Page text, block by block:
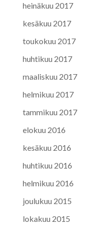
heinäkuu 2017
kesäkuu 2017
toukokuu 2017
huhtikuu 2017
maaliskuu 2017
helmikuu 2017
tammikuu 2017
elokuu 2016
kesäkuu 2016
huhtikuu 2016
helmikuu 2016
joulukuu 2015
lokakuu 2015